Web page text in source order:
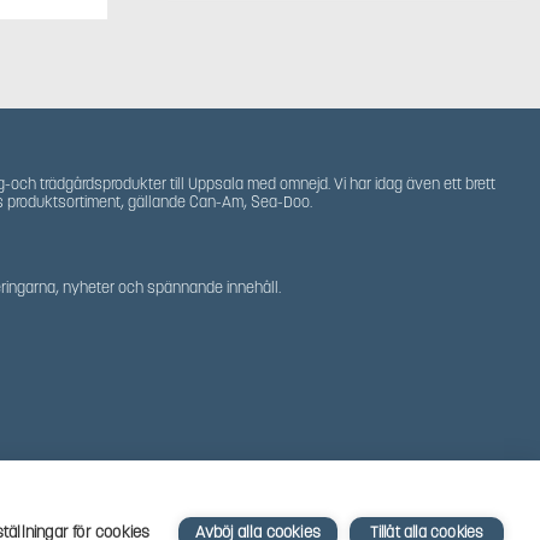
för cookies Avböj alla cookies Tillåt alla cookies
och trädgårdsprodukter till Uppsala med omnejd. Vi har idag även ett brett
gällande Can-Am, Sea-Doo.
nyheter och spännande innehåll.